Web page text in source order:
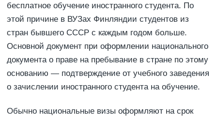
бесплатное обучение иностранного студента. По
этой причине в ВУЗах Финляндии студентов из
стран бывшего СССР с каждым годом больше.
Основной документ при оформлении национального
документа о праве на пребывание в стране по этому
основанию — подтверждение от учебного заведения
о зачислении иностранного студента на обучение.
Обычно национальные визы оформляют на срок